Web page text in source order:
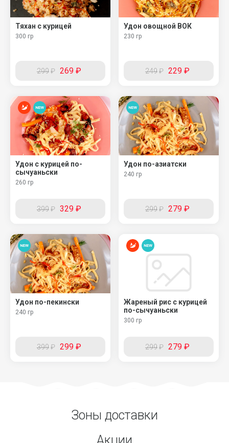
Тяхан с курицей
300 гр
299₽ 269 ₽
Удон овощной ВОК
230 гр
249₽ 229 ₽
Удон с курицей по-
сычуаньски
260 гр
399₽ 329 ₽
Удон по-азиатски
240 гр
299₽ 279 ₽
Удон по-пекински
240 гр
399₽ 299 ₽
Жареный рис с курицей
по-сычуаньски
300 гр
299₽ 279 ₽
Зоны доставки